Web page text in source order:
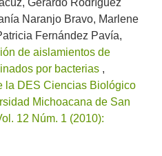
Gerardo Rodríguez
Naranjo Bravo, Marlene
Fernández Pavía,
de aislamientos de
por bacterias ,
la DES Ciencias Biológico
Michoacana de San
12 Núm. 1 (2010):